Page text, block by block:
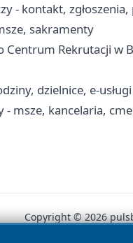
- kontakt,
sakramenty
Rekrutacji w
dzielnice, e-usługi
- msze, kancelaria,
Copyright © 2026